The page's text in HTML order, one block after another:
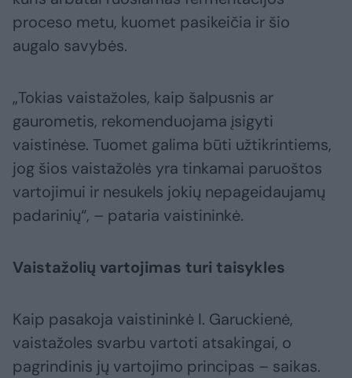
proceso metu, kuomet pasikeičia ir šio
augalo savybės.
„Tokias vaistažoles, kaip šalpusnis ar
gaurometis, rekomenduojama įsigyti
vaistinėse. Tuomet galima būti užtikrintiems,
jog šios vaistažolės yra tinkamai paruoštos
vartojimui ir nesukels jokių nepageidaujamų
padarinių“, – pataria vaistininkė.
Vaistažolių vartojimas turi taisykles
Kaip pasakoja vaistininkė I. Garuckienė,
vaistažoles svarbu vartoti atsakingai, o
pagrindinis jų vartojimo principas – saikas.